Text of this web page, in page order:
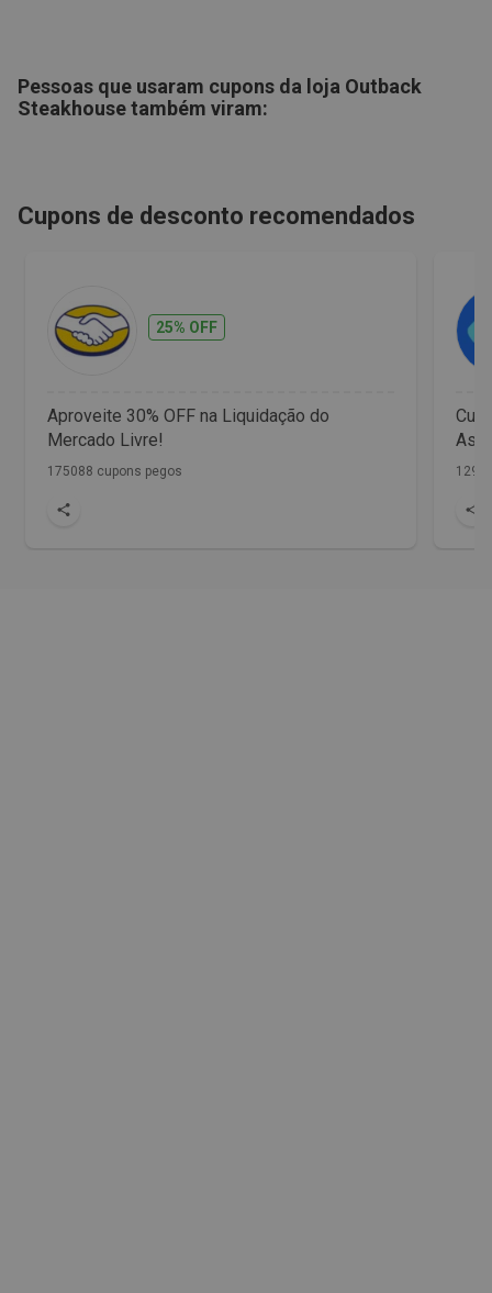
Pessoas que usaram cupons da loja Outback
Steakhousetambém viram:
Cupons de desconto recomendados
25% OFF
Aproveite 30% OFF na Liquidação do
Mercado Livre!
175088 cupons pegos 1298